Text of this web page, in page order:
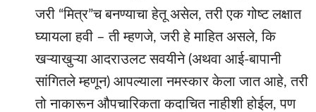
जरी “मित्र”च बनण्याचा हेतू असेल, तरी एक गोष्ट लक्षात
घ्यायला हवी – ती म्हणजे, जरी हे माहित असले, कि
खऱ्याखुऱ्या आदराउलट सवयीने (अथवा आई-बापानी
सांगितले म्हणून) आपल्याला नमस्कार केला जात आहे, तरी
तो नाकारून औपचारिकता कदाचित नाहीशी होईल, पण